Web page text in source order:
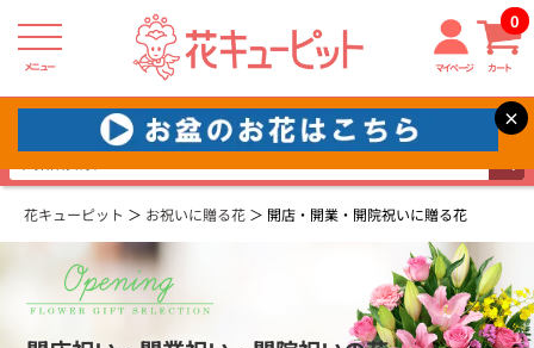
メニュー マイページ カート
0
お急ぎの方はこちらから＞＞ ×
×
花キューピット お祝いに贈る花 開店・開業・開院祝いに贈る花